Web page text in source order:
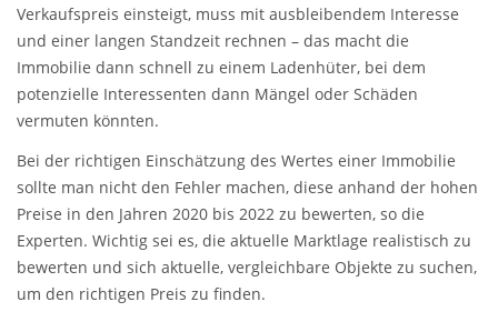
Verkaufspreis einsteigt, muss mit ausbleibendem Interesse
und einer langen Standzeit rechnen – das macht die
Immobilie dann schnell zu einem Ladenhüter, bei dem
potenzielle Interessenten dann Mängel oder Schäden
vermuten könnten.
Bei der richtigen Einschätzung des Wertes einer Immobilie
sollte man nicht den Fehler machen, diese anhand der hohen
Preise in den Jahren 2020 bis 2022 zu bewerten, so die
Experten. Wichtig sei es, die aktuelle Marktlage realistisch zu
bewerten und sich aktuelle, vergleichbare Objekte zu suchen,
um den richtigen Preis zu finden.